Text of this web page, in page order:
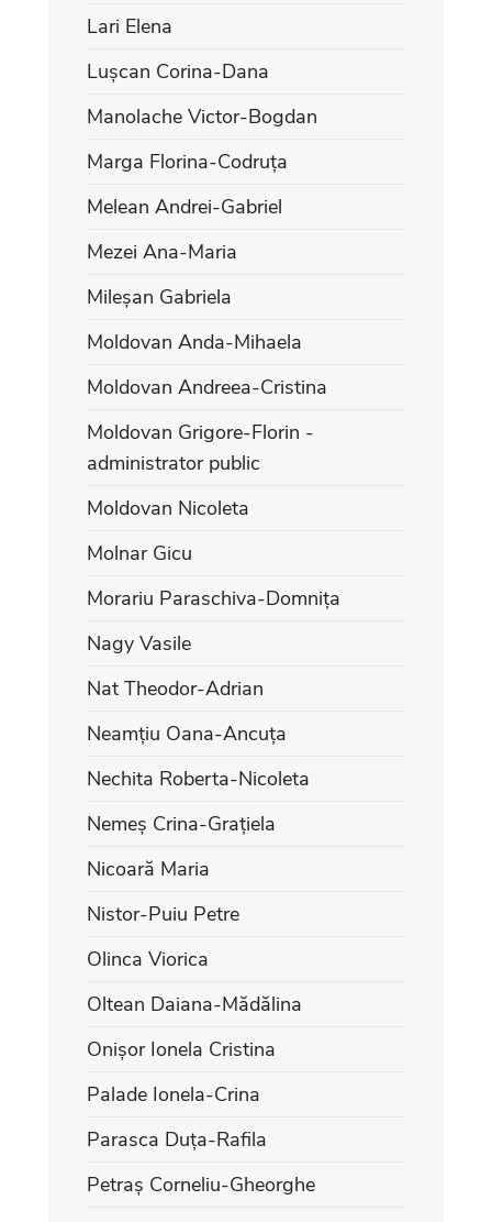
Lari Elena
Lușcan Corina-Dana
Manolache Victor-Bogdan
Marga Florina-Codruța
Melean Andrei-Gabriel
Mezei Ana-Maria
Mileșan Gabriela
Moldovan Anda-Mihaela
Moldovan Andreea-Cristina
Moldovan Grigore-Florin -
administrator public
Moldovan Nicoleta
Molnar Gicu
Morariu Paraschiva-Domnița
Nagy Vasile
Nat Theodor-Adrian
Neamțiu Oana-Ancuța
Nechita Roberta-Nicoleta
Nemeș Crina-Grațiela
Nicoară Maria
Nistor-Puiu Petre
Olinca Viorica
Oltean Daiana-Mădălina
Onișor Ionela Cristina
Palade Ionela-Crina
Parasca Duța-Rafila
Petraș Corneliu-Gheorghe